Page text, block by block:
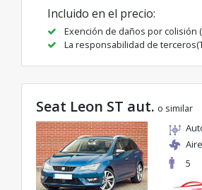
Incluido en el precio:
Exención de daños por colisión
La responsabilidad de
Seat Leon ST aut. o similar
5